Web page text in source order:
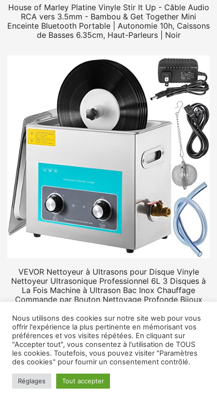
House of Marley Platine Vinyle Stir It Up - Câble Audio
RCA vers 3.5mm - Bambou & Get Together Mini
Enceinte Bluetooth Portable | Autonomie 10h, Caissons
de Basses 6.35cm, Haut-Parleurs | Noir
VEVOR Nettoyeur à Ultrasons pour Disque Vinyle
Nettoyeur Ultrasonique Professionnel 6L 3 Disques à
La Fois Machine à Ultrason Bac Inox Chauffage
Commande par Bouton Nettoyage Profonde Bijoux
© 2026 Rangement vinyle.Mentions légales
Nous utilisons des cookies sur notre site web pour vous
offrir l'expérience la plus pertinente en mémorisant vos
préférences et vos visites répétées. En cliquant sur
"Accepter tout", vous consentez à l'utilisation de TOUS
les cookies. Toutefois, vous pouvez visiter "Paramètres
des cookies" pour fournir un consentement contrôlé.
Réglages Tout accepter